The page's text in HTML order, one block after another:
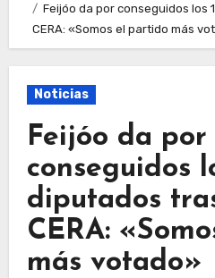
Feijóo da por conseguidos los
CERA: «Somos el partido más
Noticias
Feijóo da por
conseguidos
diputados
CERA:
más votado»